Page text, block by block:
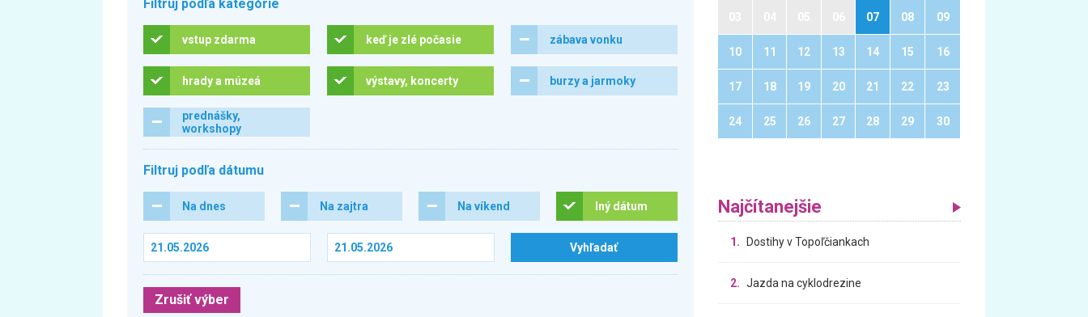
Filtruj podľa kategórie
vstup zdarma keď je zlé počasie zábava vonku
hrady a múzeá výstavy, koncerty burzy a jarmoky
prednášky,
workshopy
Filtruj podľa dátumu
Na dnes Na zajtra Na víkend Iný dátum
Zrušiť výber
07 08 09
10 11 12 13 14 15 16
17 18 19 20 21 22 23
24 25 26 27 28 29 30
Najčítanejšie
1. Dostihy v Topoľčiankach
2. Jazda na cyklodrezine